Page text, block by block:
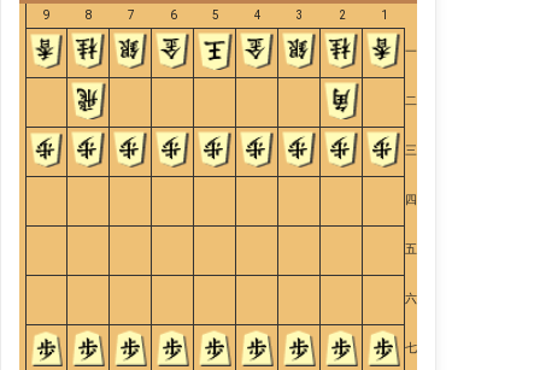
9 8 7 6 5 4 3 2 1
一
二
三
四
五
六
七